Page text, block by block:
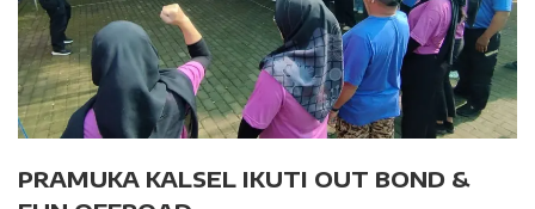
PRAMUKA KALSEL IKUTI OUT BOND &